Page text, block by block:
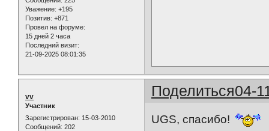
Уважение: +195
Позитив: +871
Провел на форуме:
15 дней 2 часа
Последний визит:
21-09-2025 08:01:35
Поделиться04-
vv
Участник
Зарегистрирован: 15-03-2010
Сообщений: 202
UGS, спасибо!